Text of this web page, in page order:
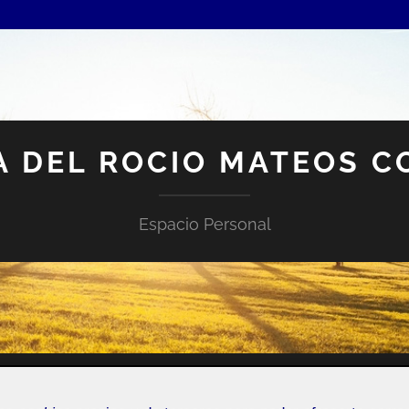
DEL ROCIO MATEOS
Espacio Personal